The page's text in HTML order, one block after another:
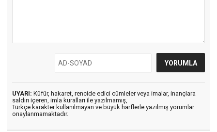
UYARI: Küfür, hakaret, rencide edici cümleler veya imalar, inançlara
saldırı içeren, imla kuralları ile yazılmamış,
Türkçe karakter kullanılmayan ve büyük harflerle yazılmış yorumlar
onaylanmamaktadır.